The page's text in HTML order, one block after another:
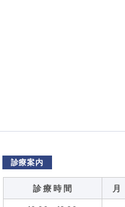
診療案内
診 療 時 間 月